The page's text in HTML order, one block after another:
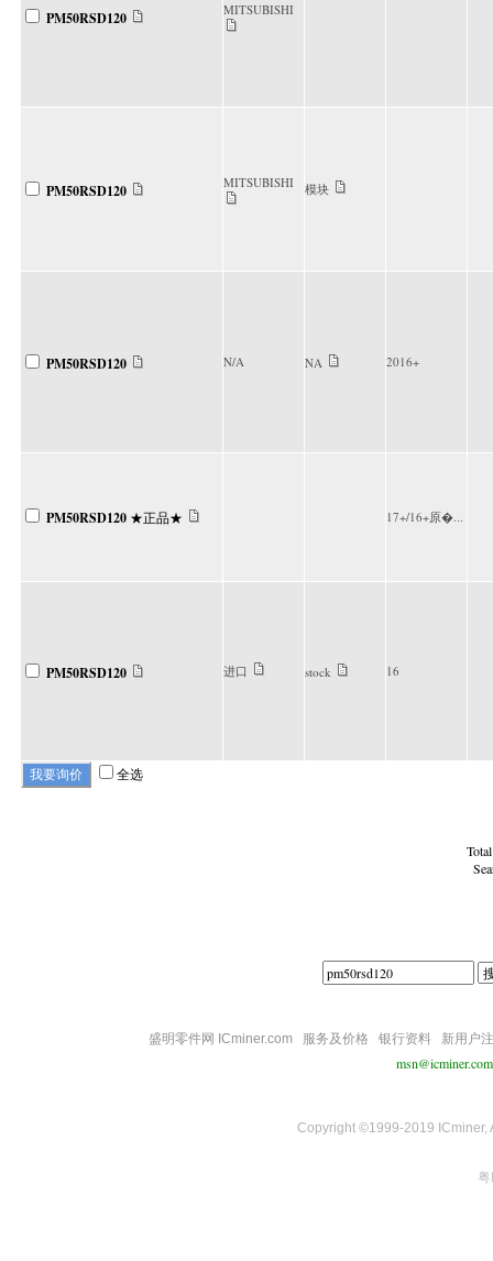
PM50RSD120 MITSUBISHI
PM50RSD120 MITSUBISHI 模块
PM50RSD120 N/A NA 2016+
PM50RSD120 ★正品★ 17+/16+原�...
PM50RSD120 进口 stock 16
全选
盛明零件网 ICminer.com 服务及价格 银行资料 新用户
msn@icminer.com
Copyright ©1999-2019 ICminer,